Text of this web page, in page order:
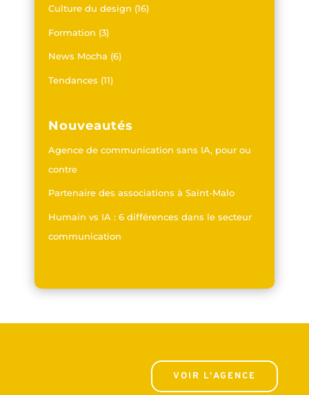
Culture du design (16)
Formation (3)
News Mocha (6)
Tendances (11)
Nouveautés
Agence de communication sans IA, pour ou
contre
Partenaire des associations à Saint-Malo
Humain vs IA : 6 différences dans le secteur
communication
VOIR L'AGENCE